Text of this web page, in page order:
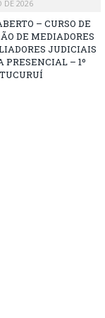
DE 2026
– CURSO DE
DE MEDIADORES
JUDICIAIS
PRESENCIAL – 1º